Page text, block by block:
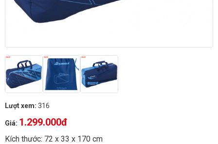
Lượt xem: 316
Giá: 1.299.000đ
Kích thước: 72 x 33 x 170 cm